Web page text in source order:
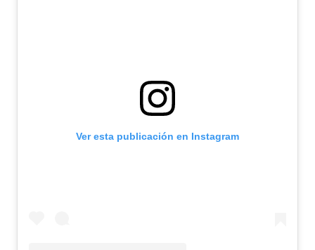
Ver esta publicación en Instagram